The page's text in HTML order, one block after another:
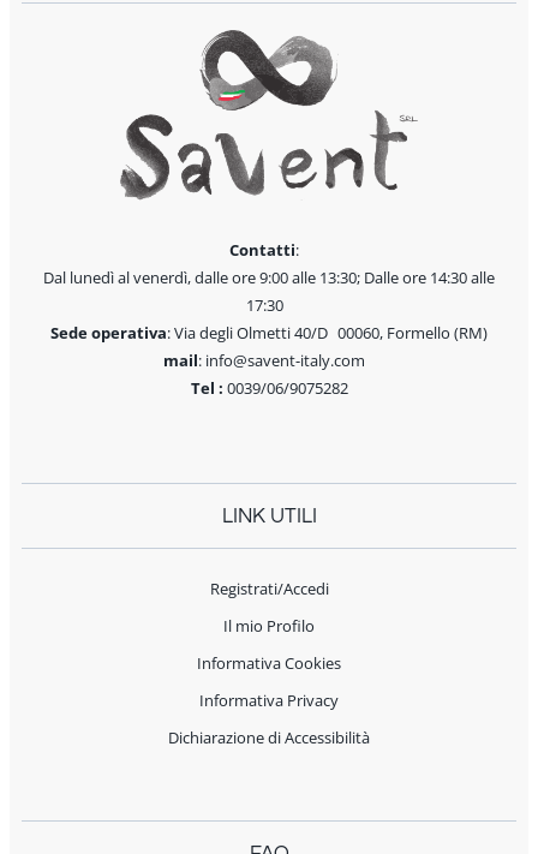
Contatti:
Dal lunedì al venerdì, dalle ore 9:00 alle 13:30; Dalle ore 14:30 alle
17:30
Sede operativa: Via degli Olmetti 40/D 00060, Formello (RM)
mail: info@savent-italy.com
Tel : 0039/06/9075282
LINK UTILI
Registrati/Accedi
Il mio Profilo
Informativa Cookies
Informativa Privacy
Dichiarazione di Accessibilità